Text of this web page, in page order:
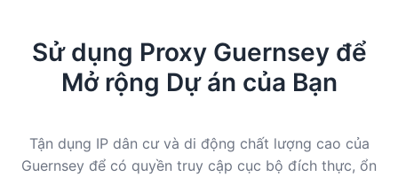
Sử dụng Proxy Guernsey để
Mở rộng Dự án của Bạn
Tận dụng IP dân cư và di động chất lượng cao của
Guernsey để có quyền truy cập cục bộ đích thực, ổn